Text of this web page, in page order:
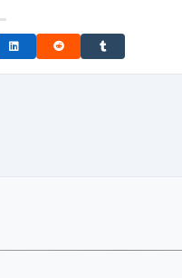
Pinterest
Share on LinkedIn
Share on RedditShare on Tumblr